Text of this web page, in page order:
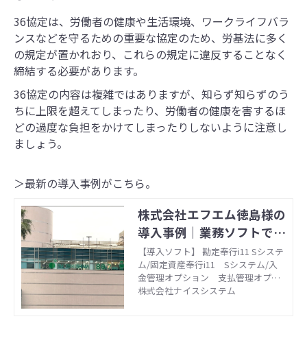
36協定は、労働者の健康や生活環境、ワークライフバラ
ンスなどを守るための重要な協定のため、労基法に多く
の規定が置かれおり、これらの規定に違反することなく
締結する必要があります。
36協定の内容は複雑ではありますが、知らず知らずのう
ちに上限を超えてしまったり、労働者の健康を害するほ
どの過度な負担をかけてしまったりしないように注意し
ましょう。
＞最新の導入事例がこちら。
株式会社エフエム徳島様の
導入事例｜業務ソフトで給
与・会計・販売管理のお悩
みを解決 - ナイスシステム
【導入ソフト】 勘定奉行i11 Sシステ
ム/固定資産奉行i11 Sシステム/入
金管理オプション 支払管理オプシ
ョン/法定調書奉行i11 Bシステム/
株式会社ナイスシステム